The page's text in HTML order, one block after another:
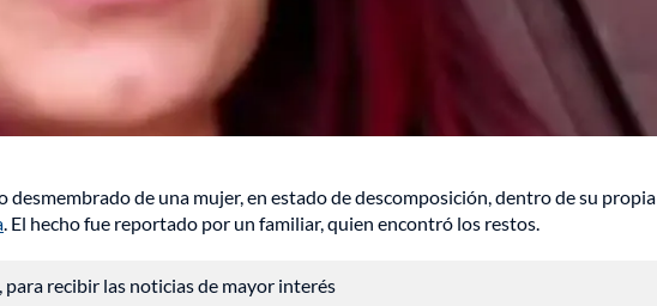
desmembrado de una mujer, en estado de descomposición, dentro de su propia
. El hecho fue reportado por un familiar, quien encontró los restos.
, para recibir las noticias de mayor interés